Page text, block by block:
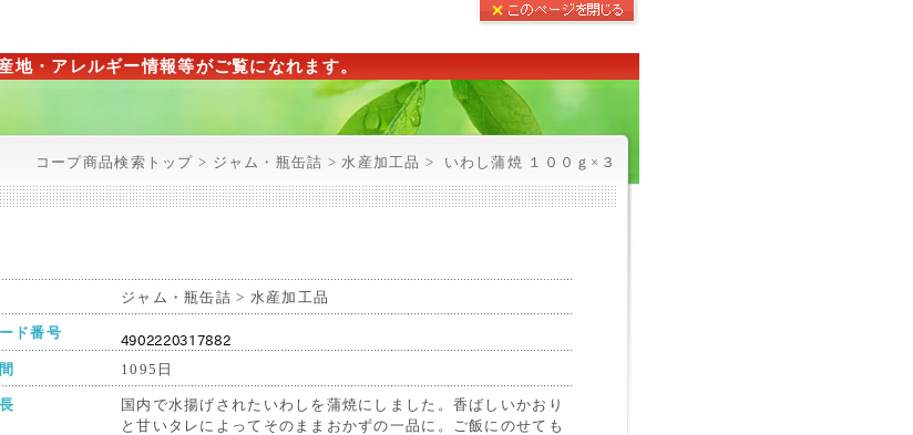
地・アレルギー情報等がご覧になれます。
コープ商品検索トップ > ジャム・瓶缶詰 > 水産加工品 > いわし蒲焼 １００ｇ×３
ジャム・瓶缶詰 > 水産加工品
ド番号
1095日
国内で水揚げされたいわしを蒲焼にしました。香ばしいかおり
と甘いタレによってそのままおかずの一品に。ご飯にのせても